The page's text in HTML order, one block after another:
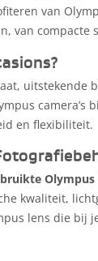
van
compacte
uitstekende
en flexibiliteit.
Olympus
kwaliteit,
lens die bij